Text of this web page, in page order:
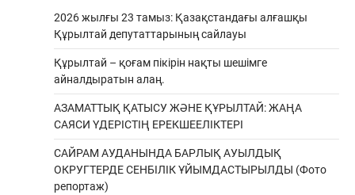
2026 жылғы 23 тамыз: Қазақстандағы алғашқы
Құрылтай депутаттарының сайлауы
Құрылтай – қоғам пікірін нақты шешімге
айналдыратын алаң.
АЗАМАТТЫҚ ҚАТЫСУ ЖӘНЕ ҚҰРЫЛТАЙ: ЖАҢА
САЯСИ ҮДЕРІСТІҢ ЕРЕКШEЕЛІКТЕРІ
САЙРАМ АУДАНЫНДА БАРЛЫҚ АУЫЛДЫҚ
ОКРУГТЕРДЕ СЕНБІЛІК ҰЙЫМДАСТЫРЫЛДЫ (Фото
репортаж)